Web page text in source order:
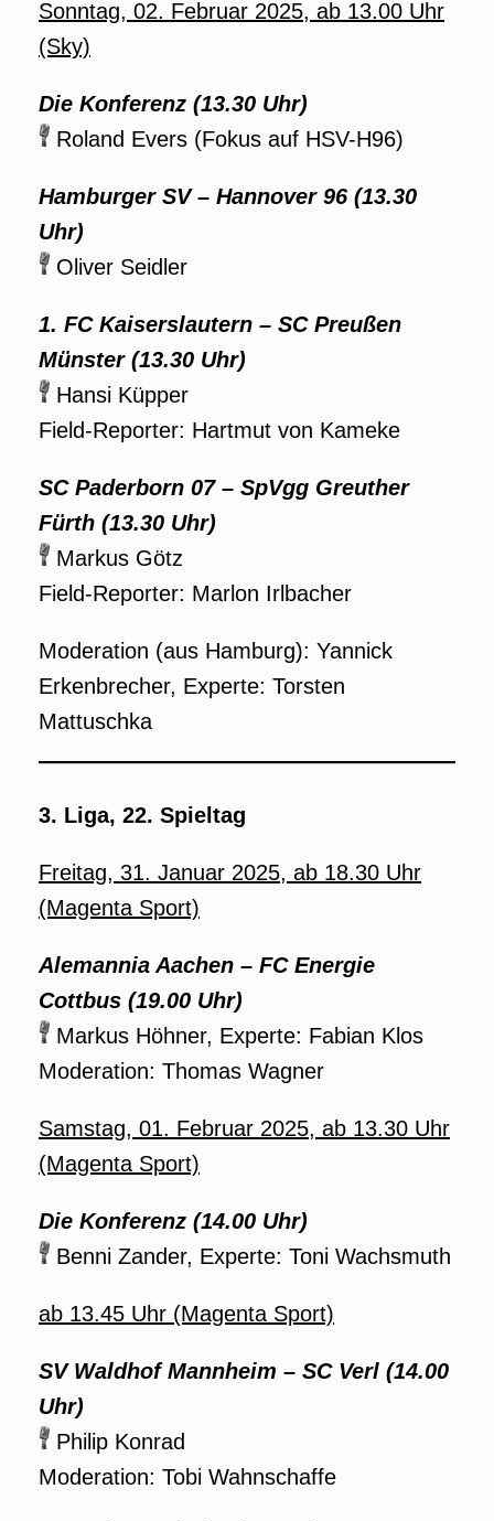
Sonntag, 02. Februar 2025, ab 13.00 Uhr
(Sky)
Die Konferenz (13.30 Uhr)
Roland Evers (Fokus auf HSV-H96)
Hamburger SV – Hannover 96 (13.30
Uhr)
Oliver Seidler
1. FC Kaiserslautern – SC Preußen
Münster (13.30 Uhr)
Hansi Küpper
Field-Reporter: Hartmut von Kameke
SC Paderborn 07 – SpVgg Greuther
Fürth (13.30 Uhr)
Markus Götz
Field-Reporter: Marlon Irlbacher
Moderation (aus Hamburg): Yannick
Erkenbrecher, Experte: Torsten
Mattuschka
3. Liga, 22. Spieltag
Freitag, 31. Januar 2025, ab 18.30 Uhr
(Magenta Sport)
Alemannia Aachen – FC Energie
Cottbus (19.00 Uhr)
Markus Höhner, Experte: Fabian Klos
Moderation: Thomas Wagner
Samstag, 01. Februar 2025, ab 13.30 Uhr
(Magenta Sport)
Die Konferenz (14.00 Uhr)
Benni Zander, Experte: Toni Wachsmuth
ab 13.45 Uhr (Magenta Sport)
SV Waldhof Mannheim – SC Verl (14.00
Uhr)
Philip Konrad
Moderation: Tobi Wahnschaffe